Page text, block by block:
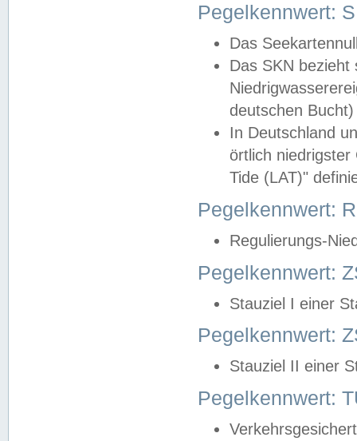
Pegelkennwert:
Das
Das SKN
deutschen
In Deutschland
örtlich
Tide (LAT)"
Pegelkennwert:
Regulierungs-
Pegelkennwert:
Stauziel I einer
Pegelkennwert:
Stauziel II einer
Pegelkennwert: